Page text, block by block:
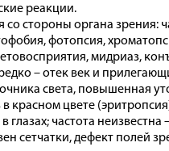
реакции.
со стороны органа зрения:
фотопсия,
мидриаз,
– отек век и
света, повышенная
в красном цвете
глазах; частота
сетчатки, дефект полей